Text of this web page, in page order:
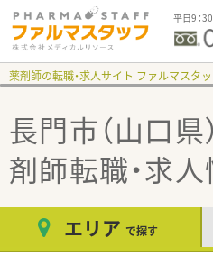
平日9：
薬剤師の転職・求人サイト ファルマスタ
長門市（山口県
剤師転職・求
エリア で探す